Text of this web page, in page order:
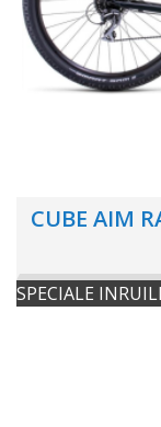
CUBE AIM
SPECIALE